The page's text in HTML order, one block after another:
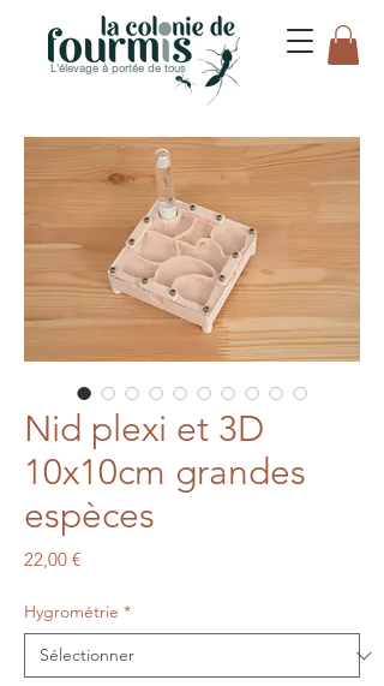
L'élevage à portée de tous
Nid plexi et 3D
10x10cm grandes
espèces
22,00 €Prix
Hygrométrie *